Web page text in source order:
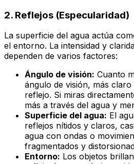
2. Reflejos (Especularidad)
La superficie del agua actúa
el entorno. La intensidad y
dependen de varios factores:
Ángulo de visión: Cuanto
ángulo de visión, más
reflejo. Si miras
más a través del agua y
Superficie del agua: El
reflejos nítidos y claros,
agua con ondas o
fragmentados y
Entorno: Los objetos